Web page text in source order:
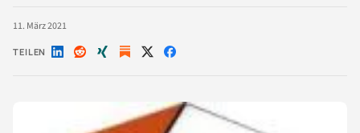
11. März 2021
TEILEN Auf Auf Auf Auf Auf